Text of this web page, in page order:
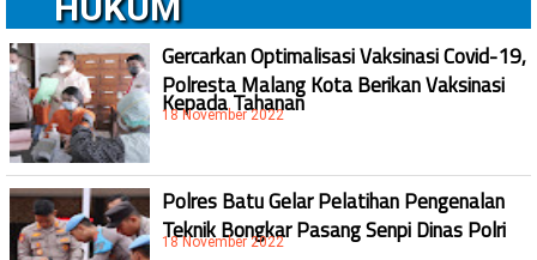
Gercarkan Optimalisasi Vaksinasi Covid-19,
Polresta Malang Kota Berikan Vaksinasi
Kepada Tahanan
18 November 2022
Polres Batu Gelar Pelatihan Pengenalan
Teknik Bongkar Pasang Senpi Dinas Polri
18 November 2022